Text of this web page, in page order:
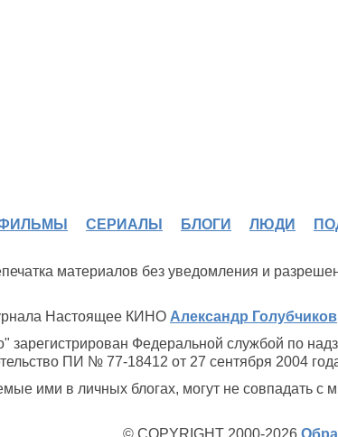
СЕРИАЛЫ БЛОГИ ЛЮДИ
материалов без уведомления и
Настоящее КИНО Александр Голубчиков
Федеральной службой по
ПИ № 77-18412 от 27 сентября 2004
ими в личных блогах, могут не совпадать с
© COPYRIGHT 2000-2026